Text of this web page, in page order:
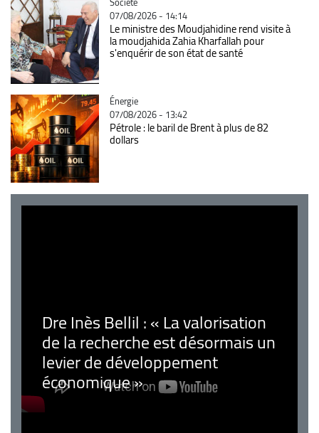
07/08/2026 - 14:14
Le ministre des Moudjahidine rend visite à
la moudjahida Zahia Kharfallah pour
s'enquérir de son état de santé
Catégorie
Énergie
07/08/2026 - 13:42
Pétrole : le baril de Brent à plus de 82
dollars
Dre Inès Bellil : « La valorisation
de la recherche est désormais un
levier de développement
économique »